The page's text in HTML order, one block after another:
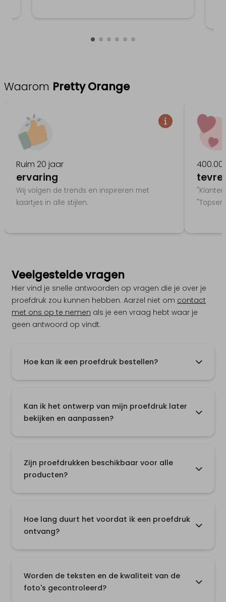
Waarom Pretty Orange
Ruim 20 jaar
ervaring
Wij volgen de trends en inspireren met
kaartjes in alle stijlen.
Veelgestelde vragen
Hier vind je snelle antwoorden op vragen die je over je
proefdruk zou kunnen hebben. Aarzel niet om contact
met ons op te nemen als je een vraag hebt waar je
geen antwoord op vindt.
Hoe kan ik een proefdruk bestellen?
Kan ik het ontwerp van mijn proefdruk later
bekijken en aanpassen?
Zijn proefdrukken beschikbaar voor alle
producten?
Hoe lang duurt het voordat ik een proefdruk
ontvang?
Worden de teksten en de kwaliteit van de
foto's gecontroleerd?